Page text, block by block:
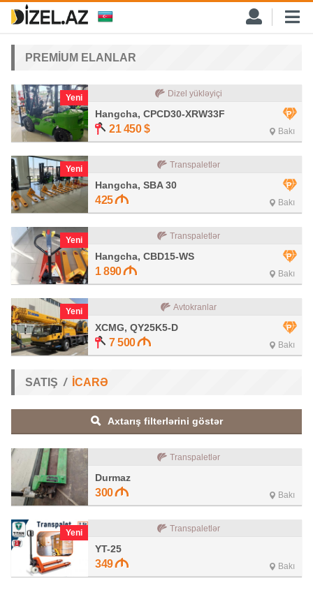
PREMİUM ELANLAR
Yeni Dizel yükləyiçi
Hangcha, CPCD30-XRW33F
21 450 $ Bakı
Yeni Transpaletlər
Hangcha, SBA 30
425 Bakı
Yeni Transpaletlər
Hangcha, CBD15-WS
1 890 Bakı
Yeni Avtokranlar
XCMG, QY25K5-D
7 500 Bakı
SATIŞ İCARƏ
Axtarış filterlərini göstər
Transpaletlər
Durmaz
300 Bakı
Yeni Transpaletlər
YT-25
349 Bakı